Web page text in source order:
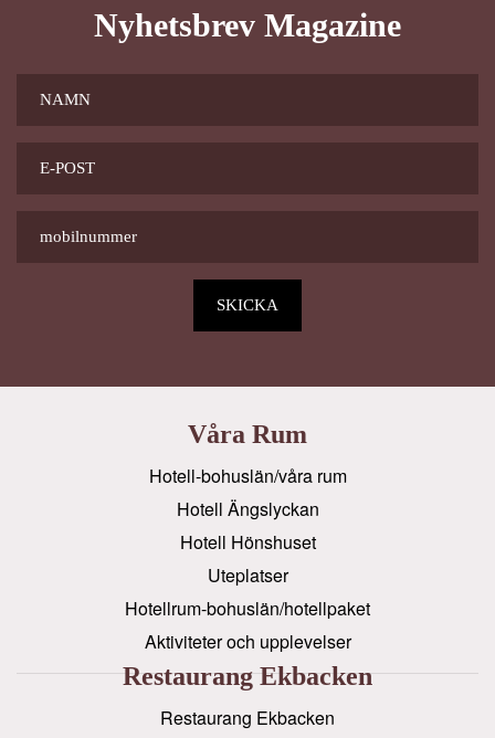
Våra Rum
Hotell-bohuslän/våra rum
Hotell Ängslyckan
Hotell Hönshuset
Uteplatser
Hotellrum-bohuslän/hotellpaket
Aktiviteter och upplevelser
Restaurang Ekbacken
Restaurang Ekbacken
Nyhetsbrev Magazine